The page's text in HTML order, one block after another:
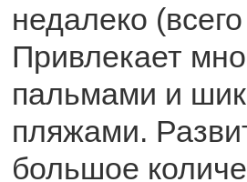
недалеко
Привлекает
пальмами и
пляжами.
большое